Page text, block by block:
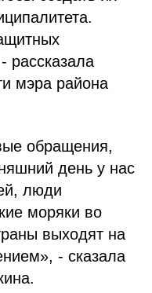
рассказала
мэра района
обращения,
день у нас
люди
моряки во
выходят на
- сказала